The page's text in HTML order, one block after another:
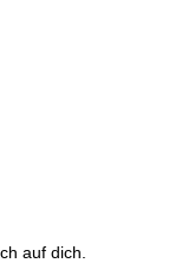
auf dich.